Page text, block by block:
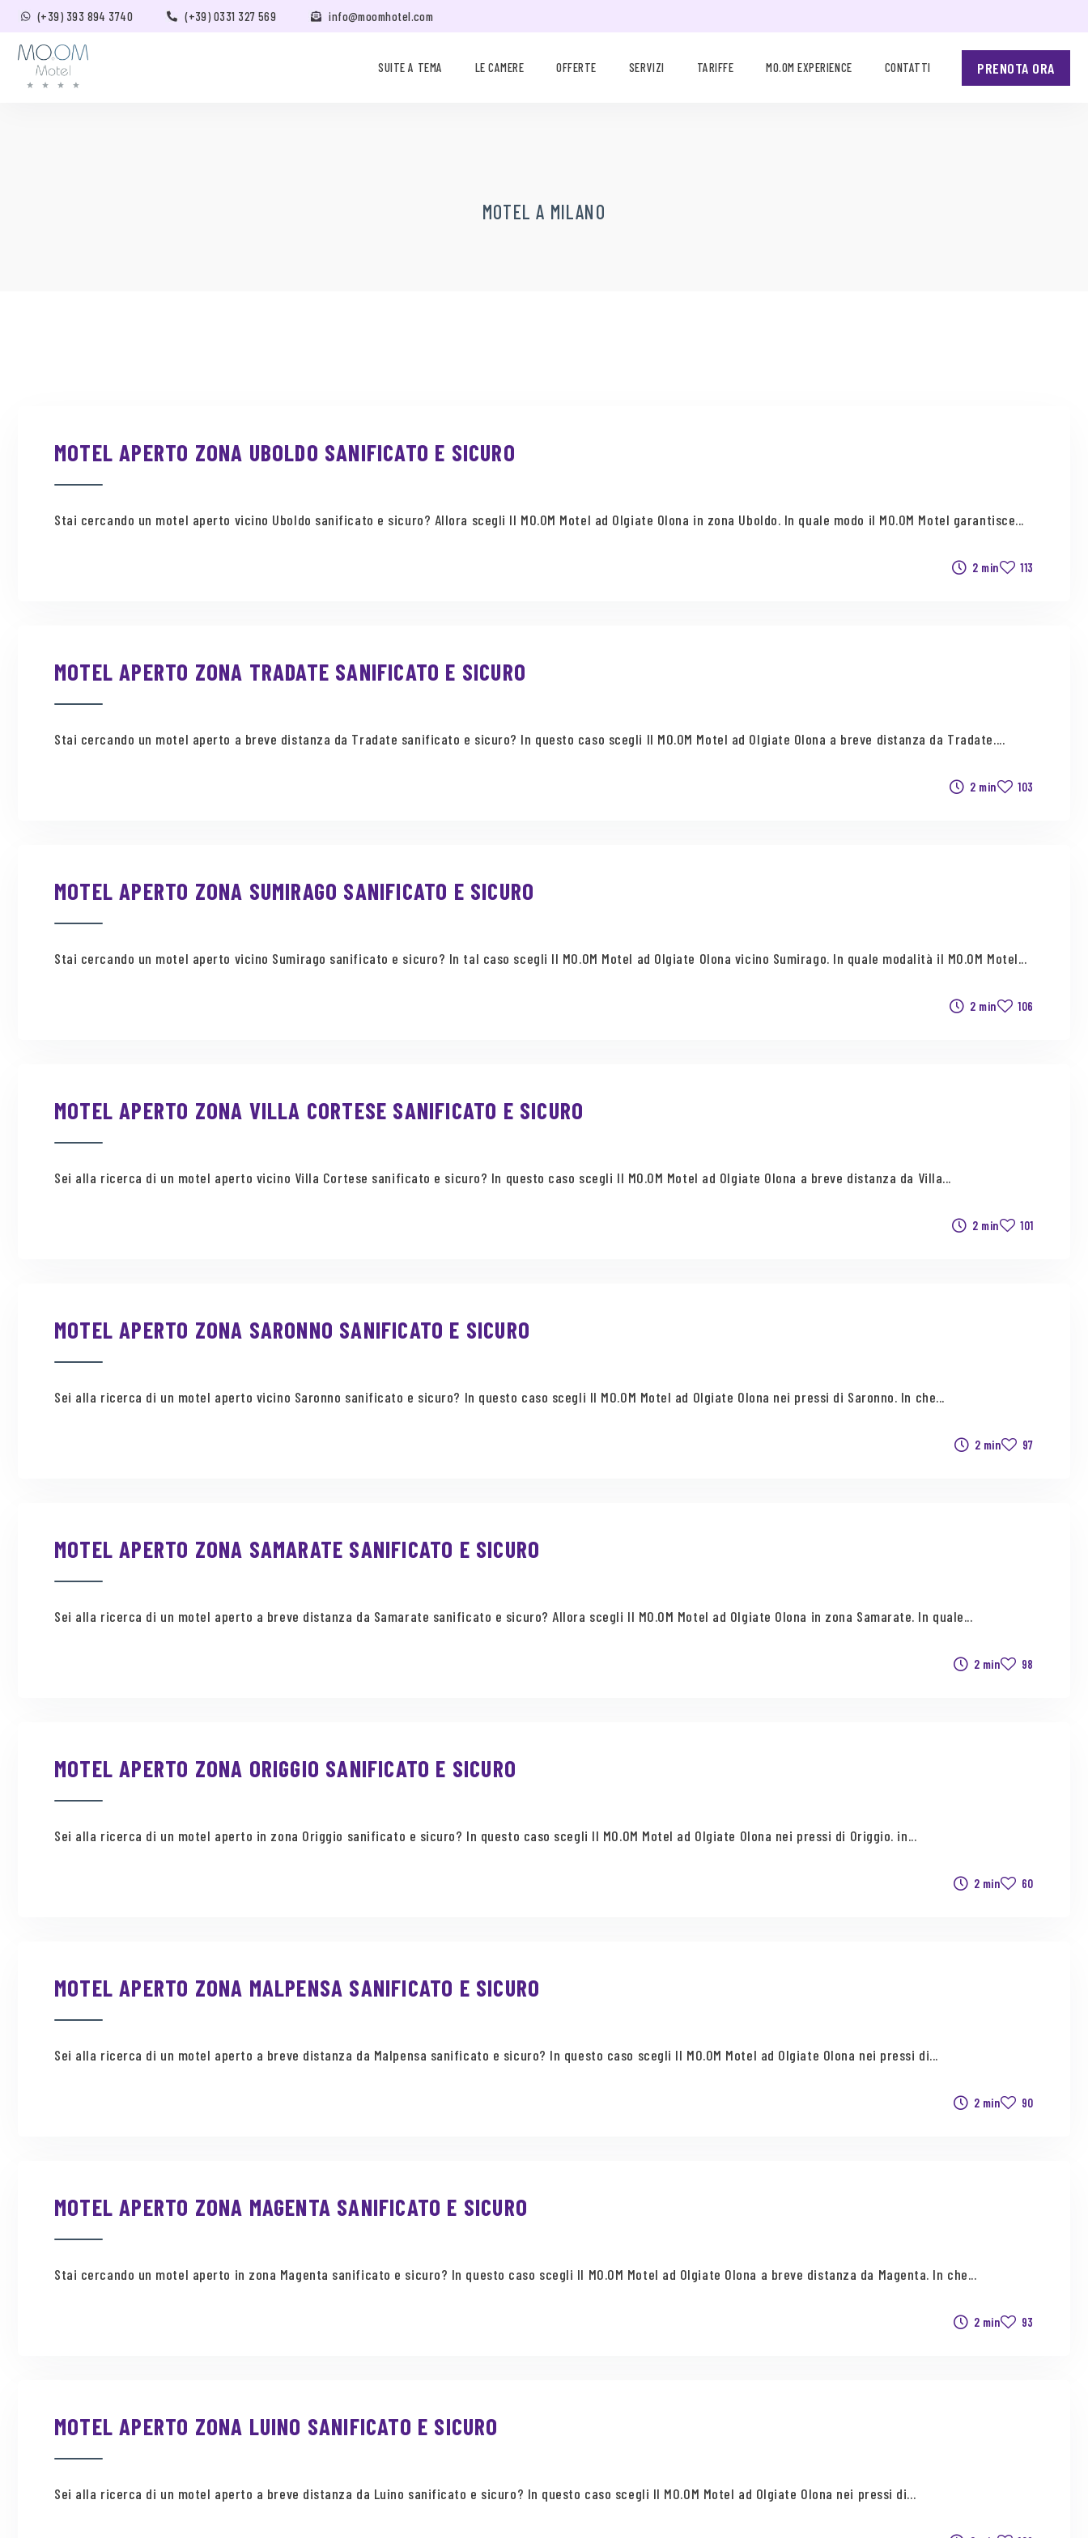
(+39) 393 894 3740 (+39) 0331 327 569 info@moomhotel.com
SUITE A TEMA LE CAMERE OFFERTE SERVIZI TARIFFE MO.OM EXPERIENCE CONTATTI PRENOTA ORA
MOTEL A MILANO
MOTEL APERTO ZONA UBOLDO SANIFICATO E SICURO
Stai cercando un motel aperto vicino Uboldo sanificato e sicuro? Allora scegli Il MO.OM Motel ad Olgiate Olona in zona Uboldo. In quale modo il MO.OM Motel garantisce...
113
2 min
MOTEL APERTO ZONA TRADATE SANIFICATO E SICURO
Stai cercando un motel aperto a breve distanza da Tradate sanificato e sicuro? In questo caso scegli Il MO.OM Motel ad Olgiate Olona a breve distanza da Tradate....
103
2 min
MOTEL APERTO ZONA SUMIRAGO SANIFICATO E SICURO
Stai cercando un motel aperto vicino Sumirago sanificato e sicuro? In tal caso scegli Il MO.OM Motel ad Olgiate Olona vicino Sumirago. In quale modalità il MO.OM Motel...
106
2 min
MOTEL APERTO ZONA VILLA CORTESE SANIFICATO E SICURO
Sei alla ricerca di un motel aperto vicino Villa Cortese sanificato e sicuro? In questo caso scegli Il MO.OM Motel ad Olgiate Olona a breve distanza da Villa...
101
2 min
MOTEL APERTO ZONA SARONNO SANIFICATO E SICURO
Sei alla ricerca di un motel aperto vicino Saronno sanificato e sicuro? In questo caso scegli Il MO.OM Motel ad Olgiate Olona nei pressi di Saronno. In che...
97
2 min
MOTEL APERTO ZONA SAMARATE SANIFICATO E SICURO
Sei alla ricerca di un motel aperto a breve distanza da Samarate sanificato e sicuro? Allora scegli Il MO.OM Motel ad Olgiate Olona in zona Samarate. In quale...
98
2 min
MOTEL APERTO ZONA ORIGGIO SANIFICATO E SICURO
Sei alla ricerca di un motel aperto in zona Origgio sanificato e sicuro? In questo caso scegli Il MO.OM Motel ad Olgiate Olona nei pressi di Origgio. in...
60
2 min
MOTEL APERTO ZONA MALPENSA SANIFICATO E SICURO
Sei alla ricerca di un motel aperto a breve distanza da Malpensa sanificato e sicuro? In questo caso scegli Il MO.OM Motel ad Olgiate Olona nei pressi di...
90
2 min
MOTEL APERTO ZONA MAGENTA SANIFICATO E SICURO
Stai cercando un motel aperto in zona Magenta sanificato e sicuro? In questo caso scegli Il MO.OM Motel ad Olgiate Olona a breve distanza da Magenta. In che...
93
2 min
MOTEL APERTO ZONA LUINO SANIFICATO E SICURO
Sei alla ricerca di un motel aperto a breve distanza da Luino sanificato e sicuro? In questo caso scegli Il MO.OM Motel ad Olgiate Olona nei pressi di...